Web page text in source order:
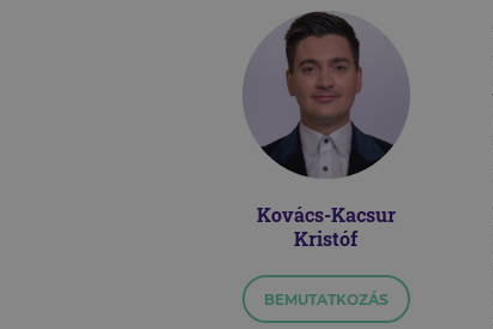
Kovács-Kacsur
Kristóf
BEMUTATKOZÁS